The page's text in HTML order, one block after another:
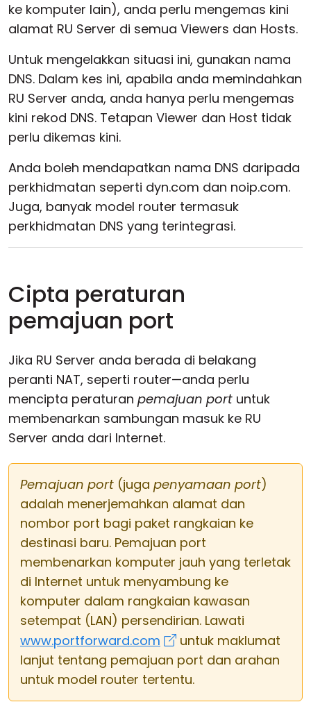
ke komputer lain), anda perlu mengemas kini
alamat RU Server di semua Viewers dan Hosts.
Untuk mengelakkan situasi ini, gunakan nama
DNS. Dalam kes ini, apabila anda memindahkan
RU Server anda, anda hanya perlu mengemas
kini rekod DNS. Tetapan Viewer dan Host tidak
perlu dikemas kini.
Anda boleh mendapatkan nama DNS daripada
perkhidmatan seperti dyn.com dan noip.com.
Juga, banyak model router termasuk
perkhidmatan DNS yang terintegrasi.
Cipta peraturan
pemajuan port
Jika RU Server anda berada di belakang
peranti NAT, seperti router—anda perlu
mencipta peraturan pemajuan port untuk
membenarkan sambungan masuk ke RU
Server anda dari Internet.
Pemajuan port (juga penyamaan port)
adalah menerjemahkan alamat dan
nombor port bagi paket rangkaian ke
destinasi baru. Pemajuan port
membenarkan komputer jauh yang terletak
di Internet untuk menyambung ke
komputer dalam rangkaian kawasan
setempat (LAN) persendirian. Lawati
www.portforward.com
untuk maklumat
lanjut tentang pemajuan port dan arahan
untuk model router tertentu.